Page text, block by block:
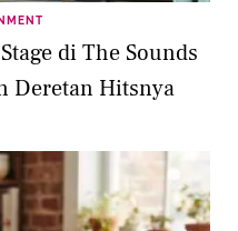
di The Sounds
Deretan Hitsnya